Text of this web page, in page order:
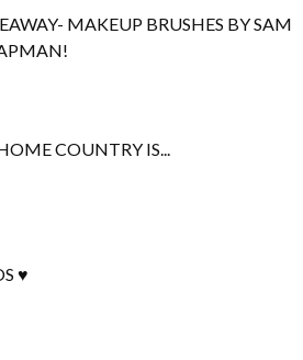
MAKEUP BRUSHES BY SAM
COUNTRY IS...
♥